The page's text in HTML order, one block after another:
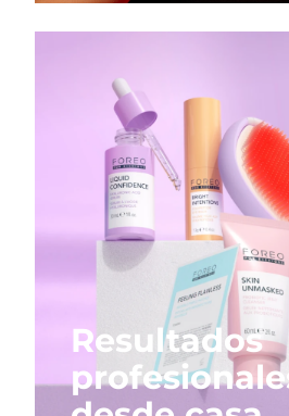
Resultados